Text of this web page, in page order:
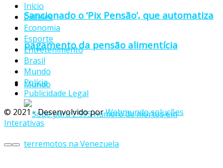
Sancionado o ‘Pix Pensão’, que automatiza
pagamento da pensão alimentícia
Mundo
Início
Cidades
Economia
Esporte
Entretenimento
Brasil
Mundo
Polícia
Publicidade Legal
© 2021 - Desenvolvido porWebmundo soluções
Interativas